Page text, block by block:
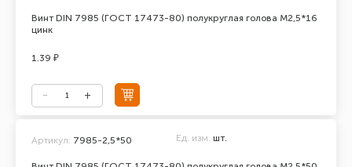
Винт DIN 7985 (ГОСТ 17473-80) полукруглая голова М2,5*16
цинк
1.39 ₽
Артикул: 7985-2,5*50 Ед. изм. шт.